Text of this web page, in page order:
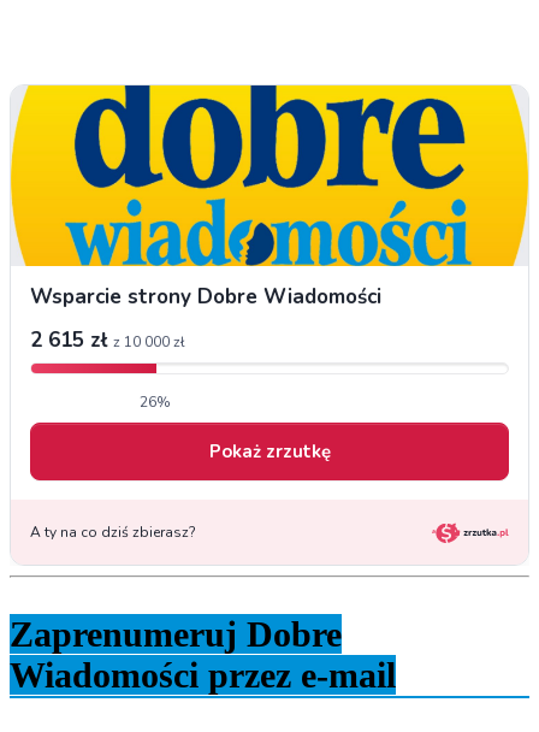
Zaprenumeruj Dobre
Wiadomości przez e-mail